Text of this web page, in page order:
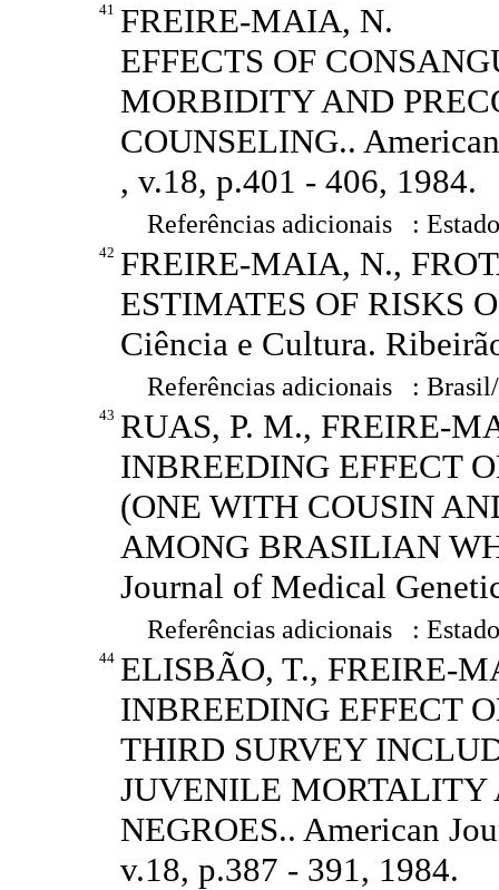
41 FREIRE-MAIA, N.
EFFECTS OF
MORBIDITY AND
COUNSELING..
, v.18, p.401 - 406, 1984.
Referências adicionais :
42 FREIRE-MAIA, N.,
ESTIMATES OF RISKS
Ciência e Cultura.
Referências adicionais :
43 RUAS, P. M., FREIRE-
INBREEDING EFFECT
(ONE WITH COUSIN
AMONG BRASILIAN
Journal of Medical
Referências adicionais :
44 ELISBÃO, T., FREIRE-
INBREEDING EFFECT
THIRD SURVEY
JUVENILE
NEGROES.. American
v.18, p.387 - 391, 1984.